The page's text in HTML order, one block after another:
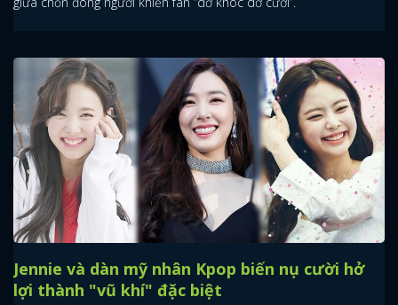
Jennie và dàn mỹ nhân Kpop biến nụ cười hở
lợi thành "vũ khí" đặc biệt